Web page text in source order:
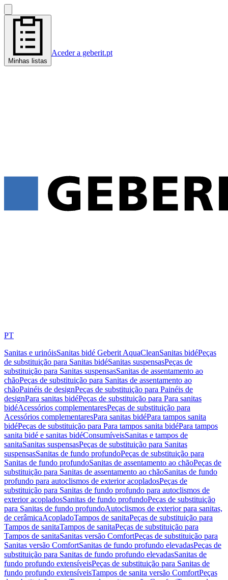
Minhas listas
Aceder a geberit.pt
PT
Sanitas e urinóisSanitas bidé Geberit AquaCleanSanitas bidéPeças
de substituição para Sanitas bidéSanitas suspensasPeças de
substituição para Sanitas suspensasSanitas de assentamento ao
chãoPeças de substituição para Sanitas de assentamento ao
chãoPainéis de designPeças de substituição para Painéis de
designPara sanitas bidéPeças de substituição para Para sanitas
bidéAcessórios complementaresPeças de substituição para
Acessórios complementaresPara sanitas bidéPara tampos sanita
bidéPeças de substituição para Para tampos sanita bidéPara tampos
sanita bidé e sanitas bidéConsumíveisSanitas e tampos de
sanitaSanitas suspensasPeças de substituição para Sanitas
suspensasSanitas de fundo profundoPeças de substituição para
Sanitas de fundo profundoSanitas de assentamento ao chãoPeças de
substituição para Sanitas de assentamento ao chãoSanitas de fundo
profundo para autoclismos de exterior acopladosPeças de
substituição para Sanitas de fundo profundo para autoclismos de
exterior acopladosSanitas de fundo profundoPeças de substituição
para Sanitas de fundo profundoAutoclismos de exterior para sanitas,
de cerâmicaAcopladoTampos de sanitaPeças de substituição para
Tampos de sanitaTampos de sanitaPeças de substituição para
Tampos de sanitaSanitas versão ComfortPeças de substituição para
Sanitas versão ComfortSanitas de fundo profundo elevadasPeças de
substituição para Sanitas de fundo profundo elevadasSanitas de
fundo profundo extensíveisPeças de substituição para Sanitas de
fundo profundo extensíveisTampos de sanita versão ComfortPeças